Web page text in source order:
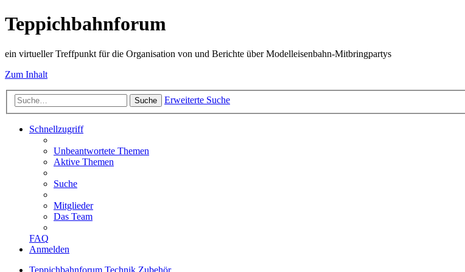
Teppichbahnforum
ein virtueller Treffpunkt für die Organisation von und Berichte über Modelleisenbahn-Mitbringpartys
Zum Inhalt
Suche Erweiterte Suche
Schnellzugriff
Unbeantwortete Themen
Aktive Themen
Suche
Mitglieder
Das Team
FAQ
Anmelden